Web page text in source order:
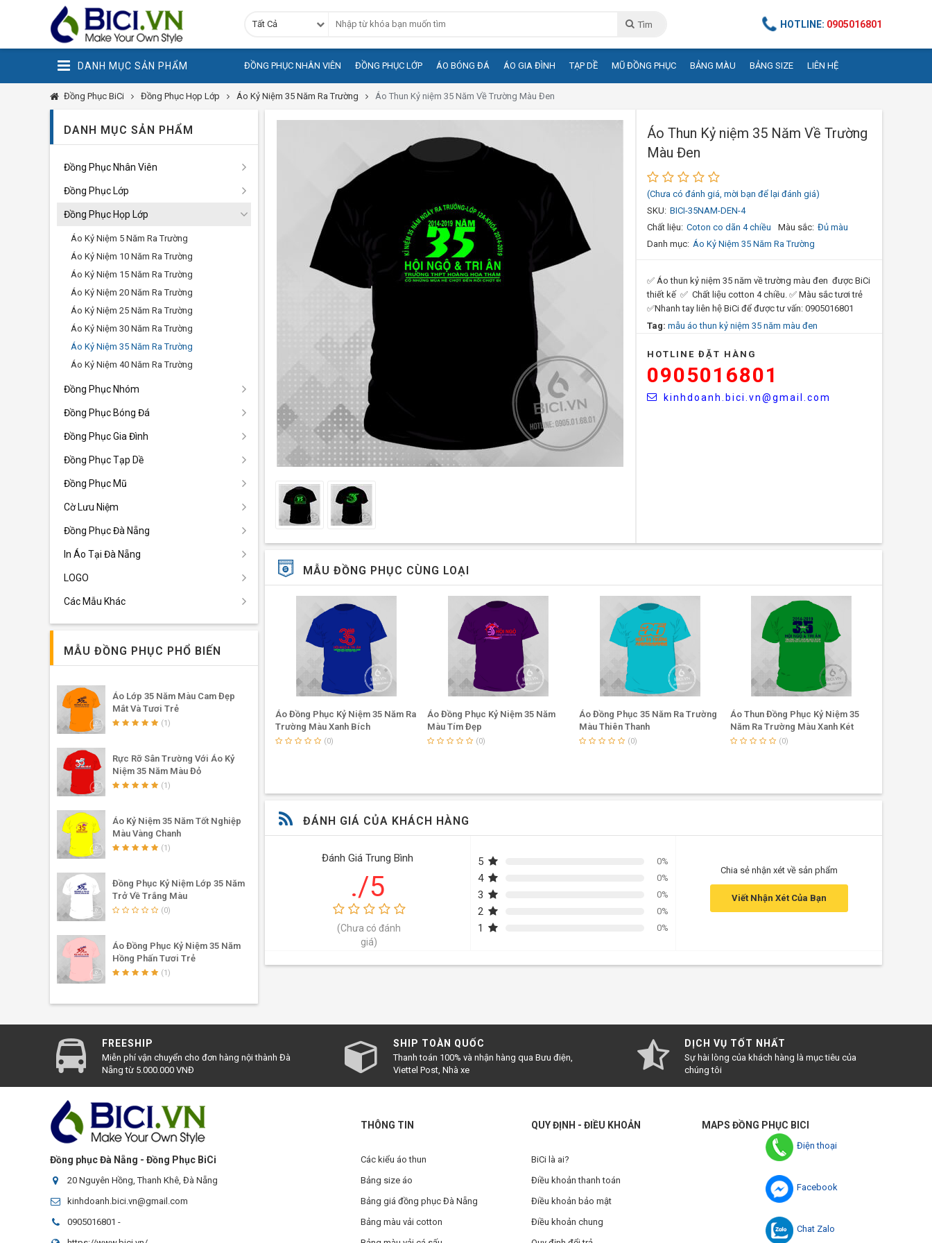
Điện thoại
Facebook
Chat Zalo
Tất Cả Tìm HOTLINE: 0905016801
DANH MỤC SẢN PHẨM ĐỒNG PHỤC NHÂN VIÊN ĐỒNG PHỤC LỚP ÁO BÓNG ĐÁ ÁO GIA ĐÌNH TẠP DỀ MŨ ĐỒNG PHỤC BẢNG MÀU BẢNG SIZE LIÊN HỆ
Đồng Phục BiCi Đồng Phục Họp Lớp Áo Kỷ Niệm 35 Năm Ra Trường Áo Thun Kỷ niệm 35 Năm Về Trường Màu Đen
Áo Thun Kỷ niệm 35 Năm Về Trường
Màu Đen
(Chưa có đánh giá, mời bạn để lại đánh giá)
SKU: BICI-35NAM-DEN-4
Chất liệu: Coton co dãn 4 chiều Màu sắc: Đủ màu
Danh mục: Áo Kỷ Niệm 35 Năm Ra Trường
✅ Áo thun kỷ niệm 35 năm về trường màu đen được BiCi
thiết kế ✅ Chất liệu cotton 4 chiều. ✅ Màu sắc tươi trẻ
✅Nhanh tay liên hệ BiCi để được tư vấn: 0905016801
Tag: mẫu áo thun kỷ niệm 35 năm màu đen
HOTLINE ĐẶT HÀNG
0905016801
kinhdoanh.bici.vn@gmail.com
MẪU ĐỒNG PHỤC CÙNG LOẠI
Áo Thun 35 Năm Hội Ngộ Và Tri
Ân Màu Thiên Thanh
Áo Đồng Phục Kỷ Niệm 35 Năm Ra
Trường Màu Xanh Bích
(0)
Áo Đồng Phục Kỷ Niệm 35 Năm
Màu Tím Đẹp
(0)
Áo Đồng Phục 35 Năm Ra Trường
Màu Thiên Thanh
(0)
Áo Thun Đồng Phục Kỷ Niệm 35
Năm Ra Trường Màu Xanh Két
(0)
ĐÁNH GIÁ CỦA KHÁCH HÀNG
Đánh Giá Trung Bình
./5
(Chưa có đánh
giá)
5 0%
4 0%
3 0%
2 0%
1 0%
Chia sẻ nhận xét về sản phẩm
Viết Nhận Xét Của Bạn
DANH MỤC SẢN PHẨM
Đồng Phục Nhân Viên
Đồng Phục Lớp
Đồng Phục Họp Lớp
Áo Kỷ Niệm 5 Năm Ra Trường
Áo Kỷ Niệm 10 Năm Ra Trường
Áo Kỷ Niệm 15 Năm Ra Trường
Áo Kỷ Niệm 20 Năm Ra Trường
Áo Kỷ Niệm 25 Năm Ra Trường
Áo Kỷ Niệm 30 Năm Ra Trường
Áo Kỷ Niệm 35 Năm Ra Trường
Áo Kỷ Niệm 40 Năm Ra Trường
Đồng Phục Nhóm
Đồng Phục Bóng Đá
Đồng Phục Gia Đình
Đồng Phục Tạp Dề
Đồng Phục Mũ
Cờ Lưu Niệm
Đồng Phục Đà Nẵng
In Áo Tại Đà Nẵng
LOGO
Các Mẫu Khác
MẪU ĐỒNG PHỤC PHỔ BIẾN
Áo Lớp 35 Năm Màu Cam Đẹp
Mắt Và Tươi Trẻ
(1)
Rực Rỡ Sân Trường Với Áo Kỷ
Niệm 35 Năm Màu Đỏ
(1)
Áo Kỷ Niệm 35 Năm Tốt Nghiệp
Màu Vàng Chanh
(1)
Đồng Phục Kỷ Niệm Lớp 35 Năm
Trở Về Trắng Màu
(0)
Áo Đồng Phục Kỷ Niệm 35 Năm
Hồng Phấn Tươi Trẻ
(1)
FREESHIP
Miễn phí vận chuyển cho đơn hàng nội thành Đà
Nẵng từ 5.000.000 VNĐ
SHIP TOÀN QUỐC
Thanh toán 100% và nhận hàng qua Bưu điện,
Viettel Post, Nhà xe
DỊCH VỤ TỐT NHẤT
Sự hài lòng của khách hàng là mục tiêu của
chúng tôi
Đồng phục Đà Nẵng - Đồng Phục BiCi
20 Nguyên Hồng, Thanh Khê, Đà Nẵng
kinhdoanh.bici.vn@gmail.com
0905016801 -
THÔNG TIN
Các kiểu áo thun
Bảng size áo
Bảng giá đồng phục Đà Nẵng
Bảng màu vải cotton
QUY ĐỊNH - ĐIỀU KHOẢN
BiCi là ai?
Điều khoản thanh toán
Điều khoản bảo mật
Điều khoản chung
MAPS ĐỒNG PHỤC BICI